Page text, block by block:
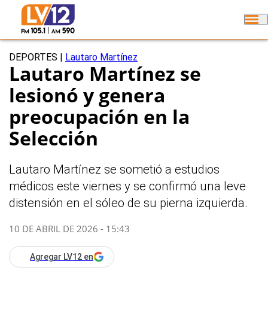
DEPORTES Lautaro Martínez
Lautaro Martínez se
lesionó y genera
preocupación en la
Selección
Lautaro Martínez se sometió a estudios
médicos este viernes y se confirmó una leve
distensión en el sóleo de su pierna izquierda.
10 DE ABRIL DE 2026 - 15:43
Agregar LV12 en